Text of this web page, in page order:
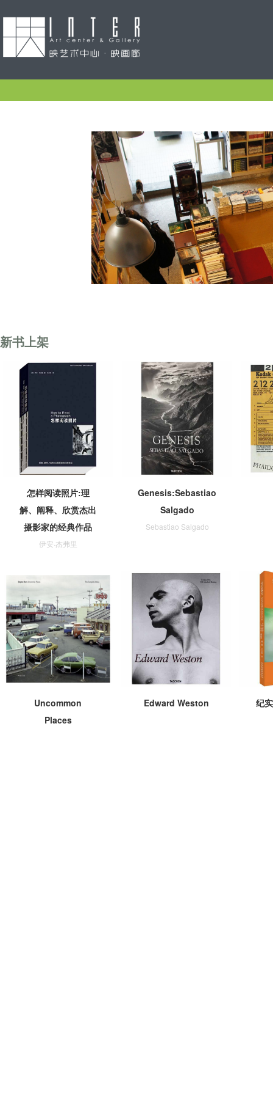
新书上架
怎样阅读照片:理
解、阐释、欣赏杰出
摄影家的经典作品
伊安·杰弗里
Genesis:Sebastiao
Salgado
Sebastiao Salgado
Uncommon
Places
Edward Weston 纪